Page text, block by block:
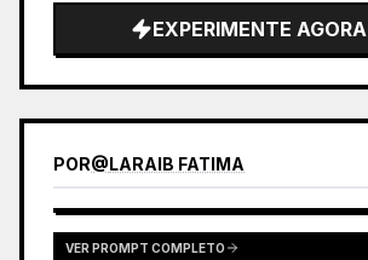
EXPERIMENTE AGORA
POR@LARAIB FATIMA‎
VER PROMPT COMPLETO